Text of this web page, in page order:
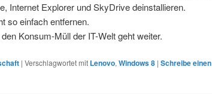
Internet Explorer und SkyDrive deinstallieren.
so einfach entfernen.
Konsum-Müll der IT-Welt geht weiter.
| Verschlagwortet mit Lenovo, Windows 8 | Schreibe einen